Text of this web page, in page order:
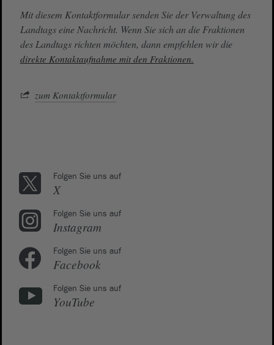
Mit diesem Kontaktformular senden Sie der Verwaltung des
Landtags eine Nachricht. Wenn Sie sich an die Fraktionen
des Landtags richten möchten, dann empfehlen wir die
direkte Kontaktaufnahme mit den Fraktionen.
zum Kontaktformular
Folgen Sie uns auf
X
Folgen Sie uns auf
Instagram
Folgen Sie uns auf
Facebook
Folgen Sie uns auf
YouTube